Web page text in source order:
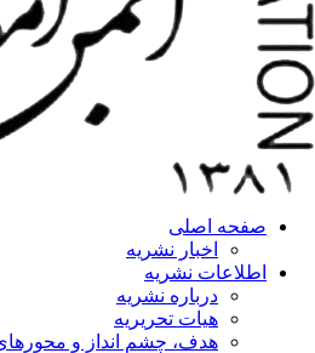
صفحه اصلی
اخبار نشریه
اطلاعات نشریه
درباره نشریه
هیات تحریریه
هدف، چشم انداز و